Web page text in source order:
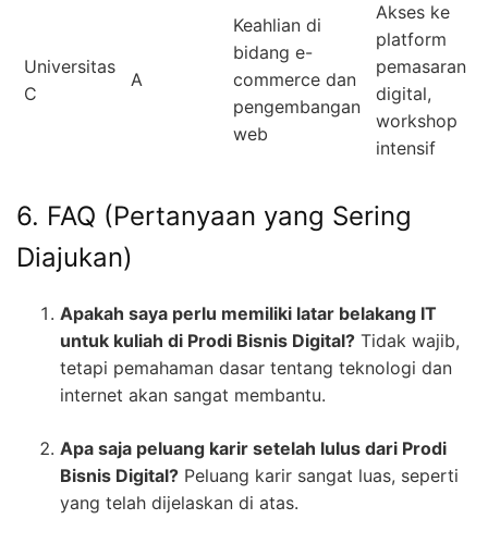
Universitas
C
A
Keahlian di
bidang e-
commerce dan
pengembangan
web
Akses ke
platform
pemasaran
digital,
workshop
intensif
6. FAQ (Pertanyaan yang Sering
Diajukan)
Apakah saya perlu memiliki latar belakang IT
untuk kuliah di Prodi Bisnis Digital? Tidak wajib,
tetapi pemahaman dasar tentang teknologi dan
internet akan sangat membantu.
Apa saja peluang karir setelah lulus dari Prodi
Bisnis Digital? Peluang karir sangat luas, seperti
yang telah dijelaskan di atas.